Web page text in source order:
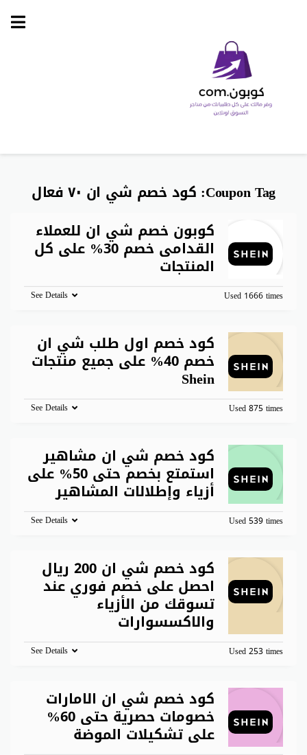
Skip
Coupon Tag: كود خصم شي ان ٧٠ فعال
كوبون خصم شي ان للعملاء
القدامى خصم 30% على كل
المنتجات
Used 1666 times
See Details
كود خصم اول طلب شي ان
خصم 40% على جميع منتجات
Shein
Used 875 times
See Details
كود خصم شي ان مشاهير
استمتع بخصم حتى 50% على
أزياء وإطلالات المشاهير
Used 539 times
See Details
كود خصم شي ان 200 ريال
احصل على خصم فوري عند
تسوقك من الأزياء
والاكسسوارات
Used 253 times
See Details
كود خصم شي ان الامارات
خصومات حصرية حتى 60%
على تشكيلات الموضة